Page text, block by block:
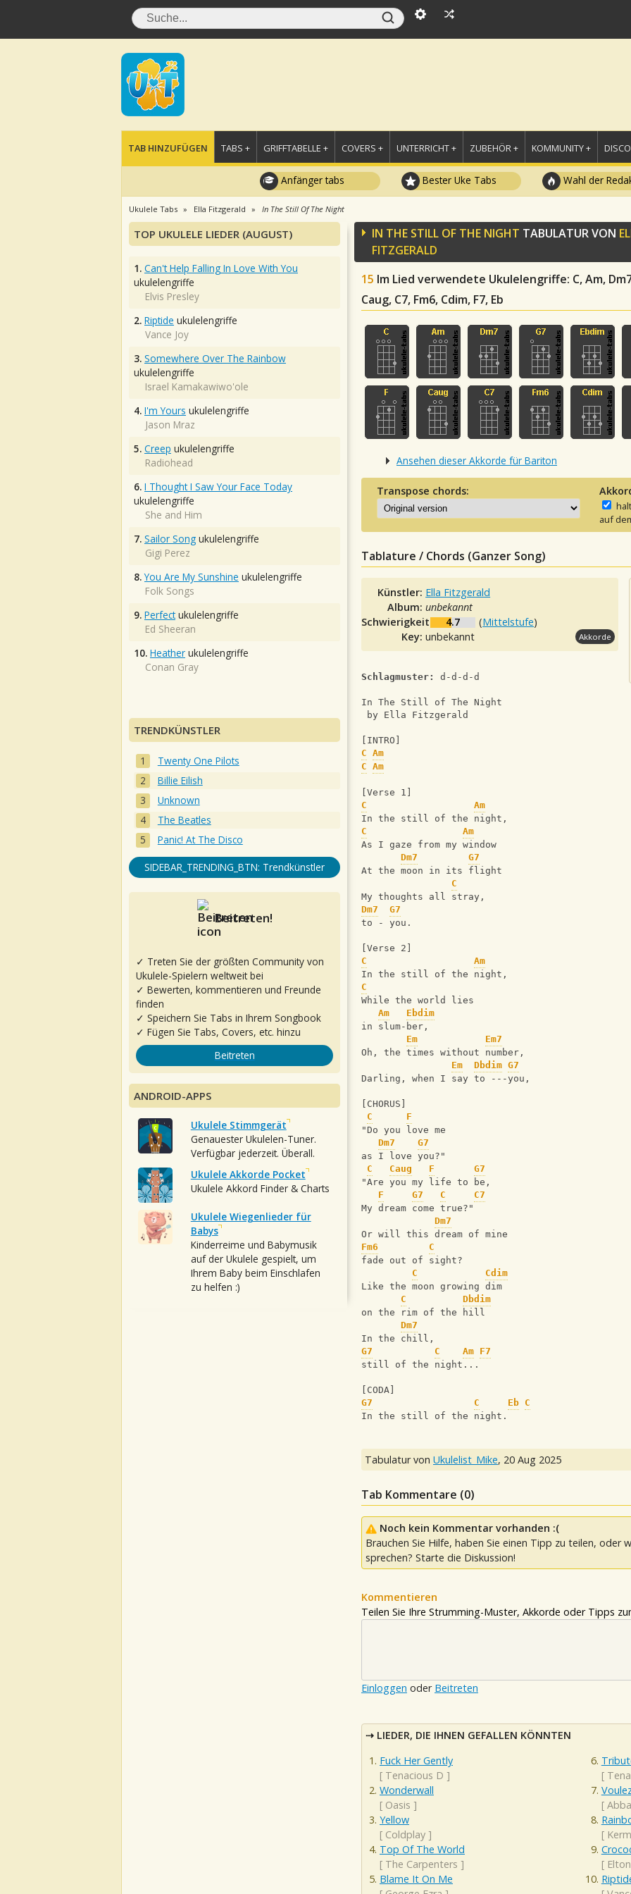
TAB HINZUFÜGEN TABS + GRIFFTABELLE + COVERS + UNTERRICHT + ZUBEHÖR + KOMMUNITY +
Anfänger tabs Bester Uke Tabs Wahl der
Ukulele Tabs Ella Fitzgerald In The Still Of The Night
IN THE STILL OF THE NIGHT TABULATUR VON
FITZGERALD
15 Im Lied verwendete Ukulelengriffe: C, Am,
Caug, C7, Fm6, Cdim, F7, Eb
Ansehen dieser Akkorde für Bariton
Transpose chords:
auf
Tablature / Chords (Ganzer Song)
Künstler: Ella Fitzgerald
Album:unbekannt
Schwierigkeit:
4.7 (Mittelstufe)
Key:unbekannt Akkorde
Schlagmuster: d-d-d-d
In The Still of The Night
by Ella Fitzgerald
[INTRO]
C Am
C Am
[Verse 1]
C
Am
In the still of the night,
C
Am
As I gaze from my window
Dm7
G7
At the moon in its flight
C
My thoughts all stray,
Dm7
G7
to - you.
[Verse 2]
C
Am
In the still of the night,
C
While the world lies
Am
Ebdim
in slum-ber,
Em
Em7
Oh, the times without number,
Em
Dbdim G7
Darling, when I say to ---you,
[CHORUS]
C
F
"Do you love me
Dm7
G7
as I love you?"
C
Caug F
G7
"Are you my life to be,
F
G7 C
C7
My dream come true?"
Dm7
Or will this dream of mine
Fm6
C
fade out of sight?
C
Cdim
Like the moon growing dim
C
Dbdim
on the rim of the hill
Dm7
In the chill,
G7
C Am F7
still of the night...
[CODA]
G7
C Eb C
In the still of the night.
Tabulatur von Ukulelist_Mike, 20 Aug 2025
Tab Kommentare (0)
Noch kein Kommentar vorhanden :(
Brauchen Sie Hilfe, haben Sie einen Tipp zu teilen, oder
sprechen? Starte die Diskussion!
Kommentieren
Teilen Sie Ihre Strumming-Muster, Akkorde oder Tipps
Einloggen oder Beitreten
LIEDER, DIE IHNEN GEFALLEN KÖNNTEN
Fuck Her Gently
[ Tenacious D ]
Wonderwall
[ Oasis ]
Yellow
[ Coldplay ]
Top Of The World
[ The Carpenters ]
Blame It On Me
[
[ Abba
[
[
TOP UKULELE LIEDER (AUGUST)
1. Can't Help Falling In Love With You
ukulelengriffe
Elvis Presley
2. Riptide ukulelengriffe
Vance Joy
3. Somewhere Over The Rainbow
ukulelengriffe
Israel Kamakawiwo'ole
4. I'm Yours ukulelengriffe
Jason Mraz
5. Creep ukulelengriffe
Radiohead
6. I Thought I Saw Your Face Today
ukulelengriffe
She and Him
7. Sailor Song ukulelengriffe
Gigi Perez
8. You Are My Sunshine ukulelengriffe
Folk Songs
9. Perfectukulelengriffe
Ed Sheeran
10. Heather ukulelengriffe
Conan Gray
TRENDKÜNSTLER
Twenty One Pilots
Billie Eilish
Unknown
The Beatles
Panic! At The Disco
SIDEBAR_TRENDING_BTN: Trendkünstler
Beitreten!
✓ Treten Sie der größten Community von
Ukulele-Spielern weltweit bei
✓ Bewerten, kommentieren und Freunde
finden
✓ Speichern Sie Tabs in Ihrem Songbook
✓ Fügen Sie Tabs, Covers, etc. hinzu
Beitreten
ANDROID-APPS
Ukulele Stimmgerät
Genauester Ukulelen-Tuner.
Verfügbar jederzeit. Überall.
Ukulele Akkorde Pocket
Ukulele Akkord Finder & Charts
Ukulele Wiegenlieder für
Babys
Kinderreime und Babymusik
auf der Ukulele gespielt, um
Ihrem Baby beim Einschlafen
zu helfen :)